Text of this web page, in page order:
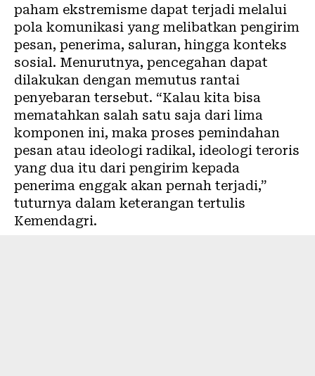
paham ekstremisme dapat terjadi melalui
pola komunikasi yang melibatkan pengirim
pesan, penerima, saluran, hingga konteks
sosial. Menurutnya, pencegahan dapat
dilakukan dengan memutus rantai
penyebaran tersebut. “Kalau kita bisa
mematahkan salah satu saja dari lima
komponen ini, maka proses pemindahan
pesan atau ideologi radikal, ideologi teroris
yang dua itu dari pengirim kepada
penerima enggak akan pernah terjadi,”
tuturnya dalam keterangan tertulis
Kemendagri.